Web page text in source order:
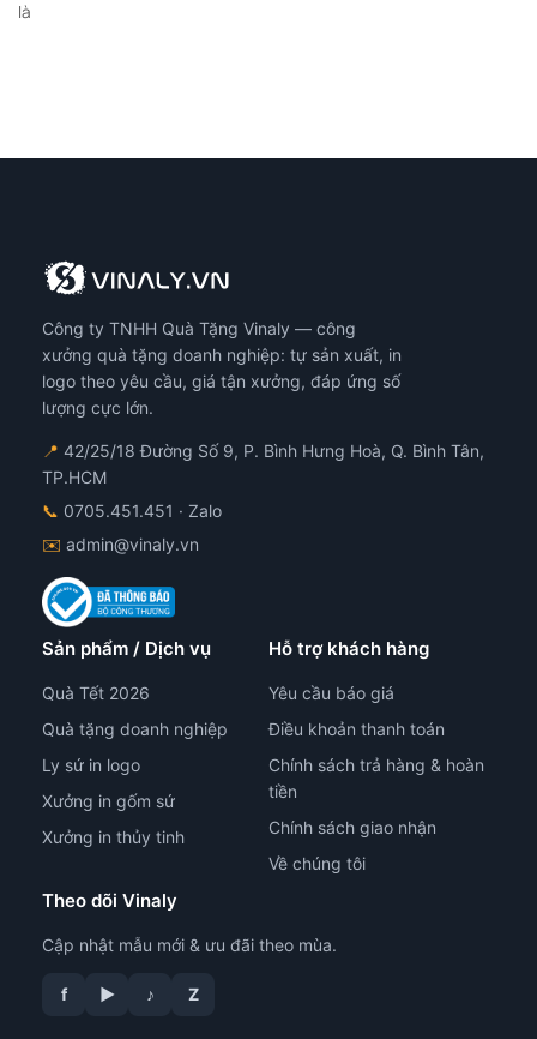
là
Công ty TNHH Quà Tặng Vinaly — công
xưởng quà tặng doanh nghiệp: tự sản xuất, in
logo theo yêu cầu, giá tận xưởng, đáp ứng số
lượng cực lớn.
📍 42/25/18 Đường Số 9, P. Bình Hưng Hoà, Q. Bình Tân,
TP.HCM
📞 0705.451.451 · Zalo
✉️ admin@vinaly.vn
Sản phẩm / Dịch vụ
Quà Tết 2026
Quà tặng doanh nghiệp
Ly sứ in logo
Xưởng in gốm sứ
Xưởng in thủy tinh
Hỗ trợ khách hàng
Yêu cầu báo giá
Điều khoản thanh toán
Chính sách trả hàng & hoàn
tiền
Chính sách giao nhận
Về chúng tôi
Theo dõi Vinaly
Cập nhật mẫu mới & ưu đãi theo mùa.
f ▶ ♪ Z